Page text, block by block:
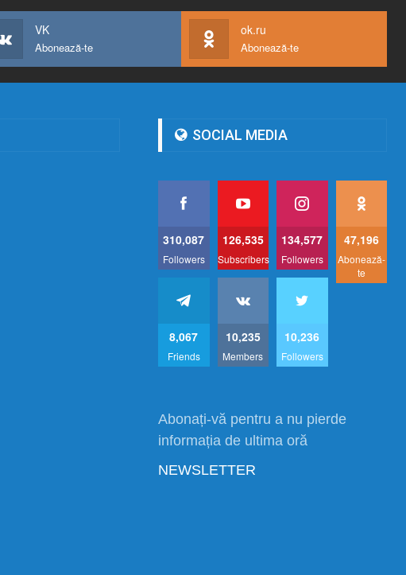
VK
Abonează-te
ok.ru
Abonează-te
SOCIAL MEDIA
310,087
Followers
126,535
Subscribers
134,577
Followers
47,196
Abonează-
te
8,067
Friends
10,235
Members
10,236
Followers
Abonați-vă pentru a nu pierde
informația de ultima oră
NEWSLETTER